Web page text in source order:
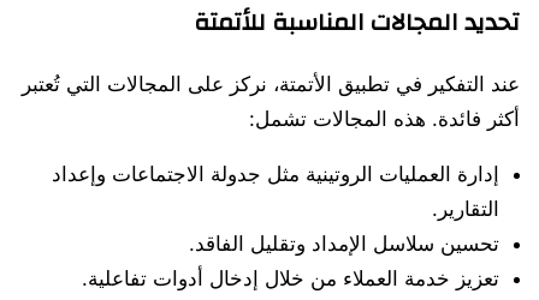
تحديد المجالات المناسبة للأتمتة
عند التفكير في تطبيق الأتمتة، نركز على المجالات التي تُعتبر
أكثر فائدة. هذه المجالات تشمل:
إدارة العمليات الروتينية مثل جدولة الاجتماعات وإعداد
التقارير.
تحسين سلاسل الإمداد وتقليل الفاقد.
تعزيز خدمة العملاء من خلال إدخال أدوات تفاعلية.